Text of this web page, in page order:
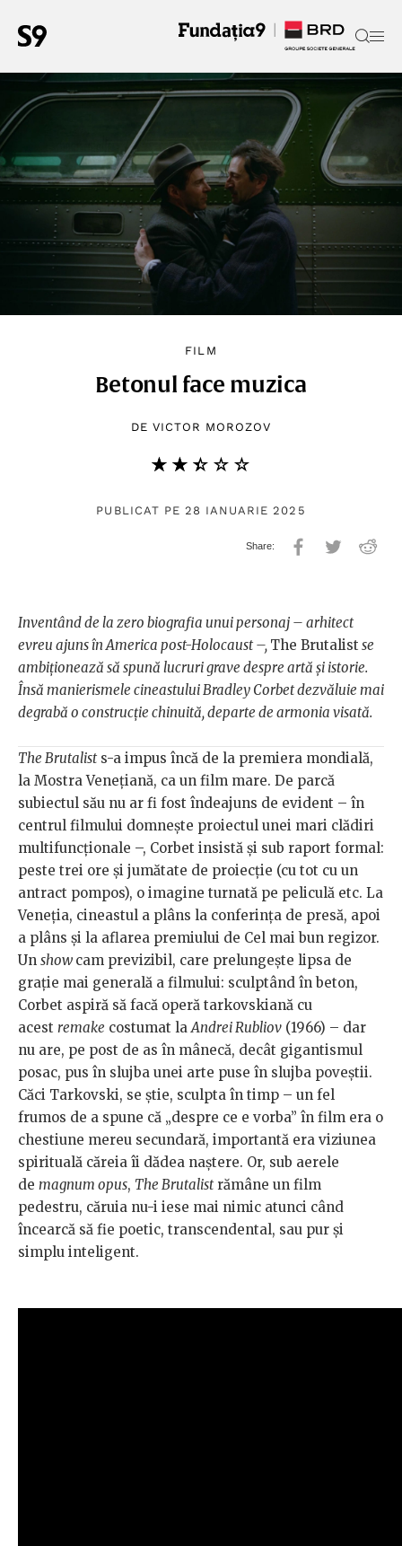
FILM
Betonul face muzica
DE VICTOR MOROZOV
★★★★★
☆☆☆☆☆
PUBLICAT PE 28 IANUARIE 2025
Inventând de la zero biografia unui personaj – arhitect
evreu ajuns în America post-Holocaust –, The Brutalist se
ambiționează să spună lucruri grave despre artă și istorie.
Însă manierismele cineastului Bradley Corbet dezvăluie mai
degrabă o construcție chinuită, departe de armonia visată.
The Brutalists-a impus încă de la premiera mondială,
la Mostra Venețiană, ca un film mare. De parcă
subiectul său nu ar fi fost îndeajuns de evident – în
centrul filmului domnește proiectul unei mari clădiri
multifuncționale –, Corbet insistă și sub raport formal:
peste trei ore și jumătate de proiecție (cu tot cu un
antract pompos), o imagine turnată pe peliculă etc. La
Veneția, cineastul a plâns la conferința de presă, apoi
a plâns și la aflarea premiului de Cel mai bun regizor.
Un show cam previzibil, care prelungește lipsa de
grație mai generală a filmului: sculptând în beton,
Corbet aspiră să facă operă tarkovskiană cu
acest remake costumat laAndrei Rubliov (1966) – dar
nu are, pe post de as în mânecă, decât gigantismul
posac, pus în slujba unei arte puse în slujba poveștii.
Căci Tarkovski, se știe, sculpta în timp – un fel
frumos de a spune că „despre ce e vorba” în film era o
chestiune mereu secundară, importantă era viziunea
spirituală căreia îi dădea naștere. Or, sub aerele
de magnum opus, The Brutalistrămâne un film
pedestru, căruia nu-i iese mai nimic atunci când
încearcă să fie poetic, transcendental, sau pur și
simplu inteligent.